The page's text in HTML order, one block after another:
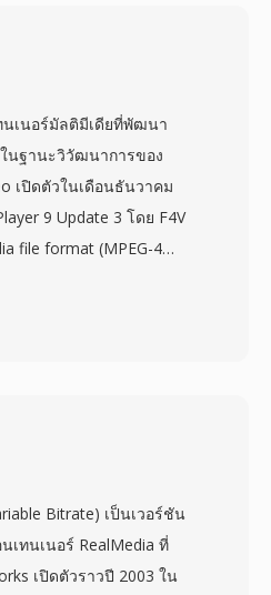
นเนอร์มัลติมีเดียที่พัฒนา
นฐานะวิวัฒนาการของ
เปิดตัวในเดือนธันวาคม
9 Update 3 โดย F4V
file format (MPEG-4
พื่อรองรับตัวแปลงสัญญาณ
ด้ดียิ่งขึ้น รูปแบบนี้รองรับ
ยช่อง และข้อความแบบ
รยาย F4V เป็นการ
Bitrate) เป็นเวอร์ชัน
เทนเนอร์ RealMedia ที่
เปิดตัวราวปี 2003 ใน